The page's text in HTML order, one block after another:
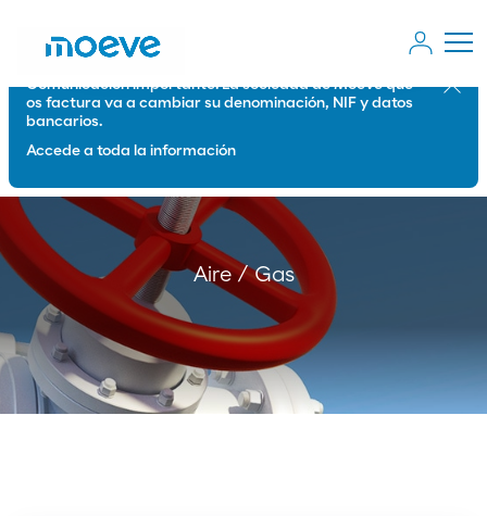
Comunicación importante: La sociedad de Moeve que
os factura va a cambiar su denominación, NIF y datos
bancarios.
Accede a toda la información
Cerrar
Aire / Gas